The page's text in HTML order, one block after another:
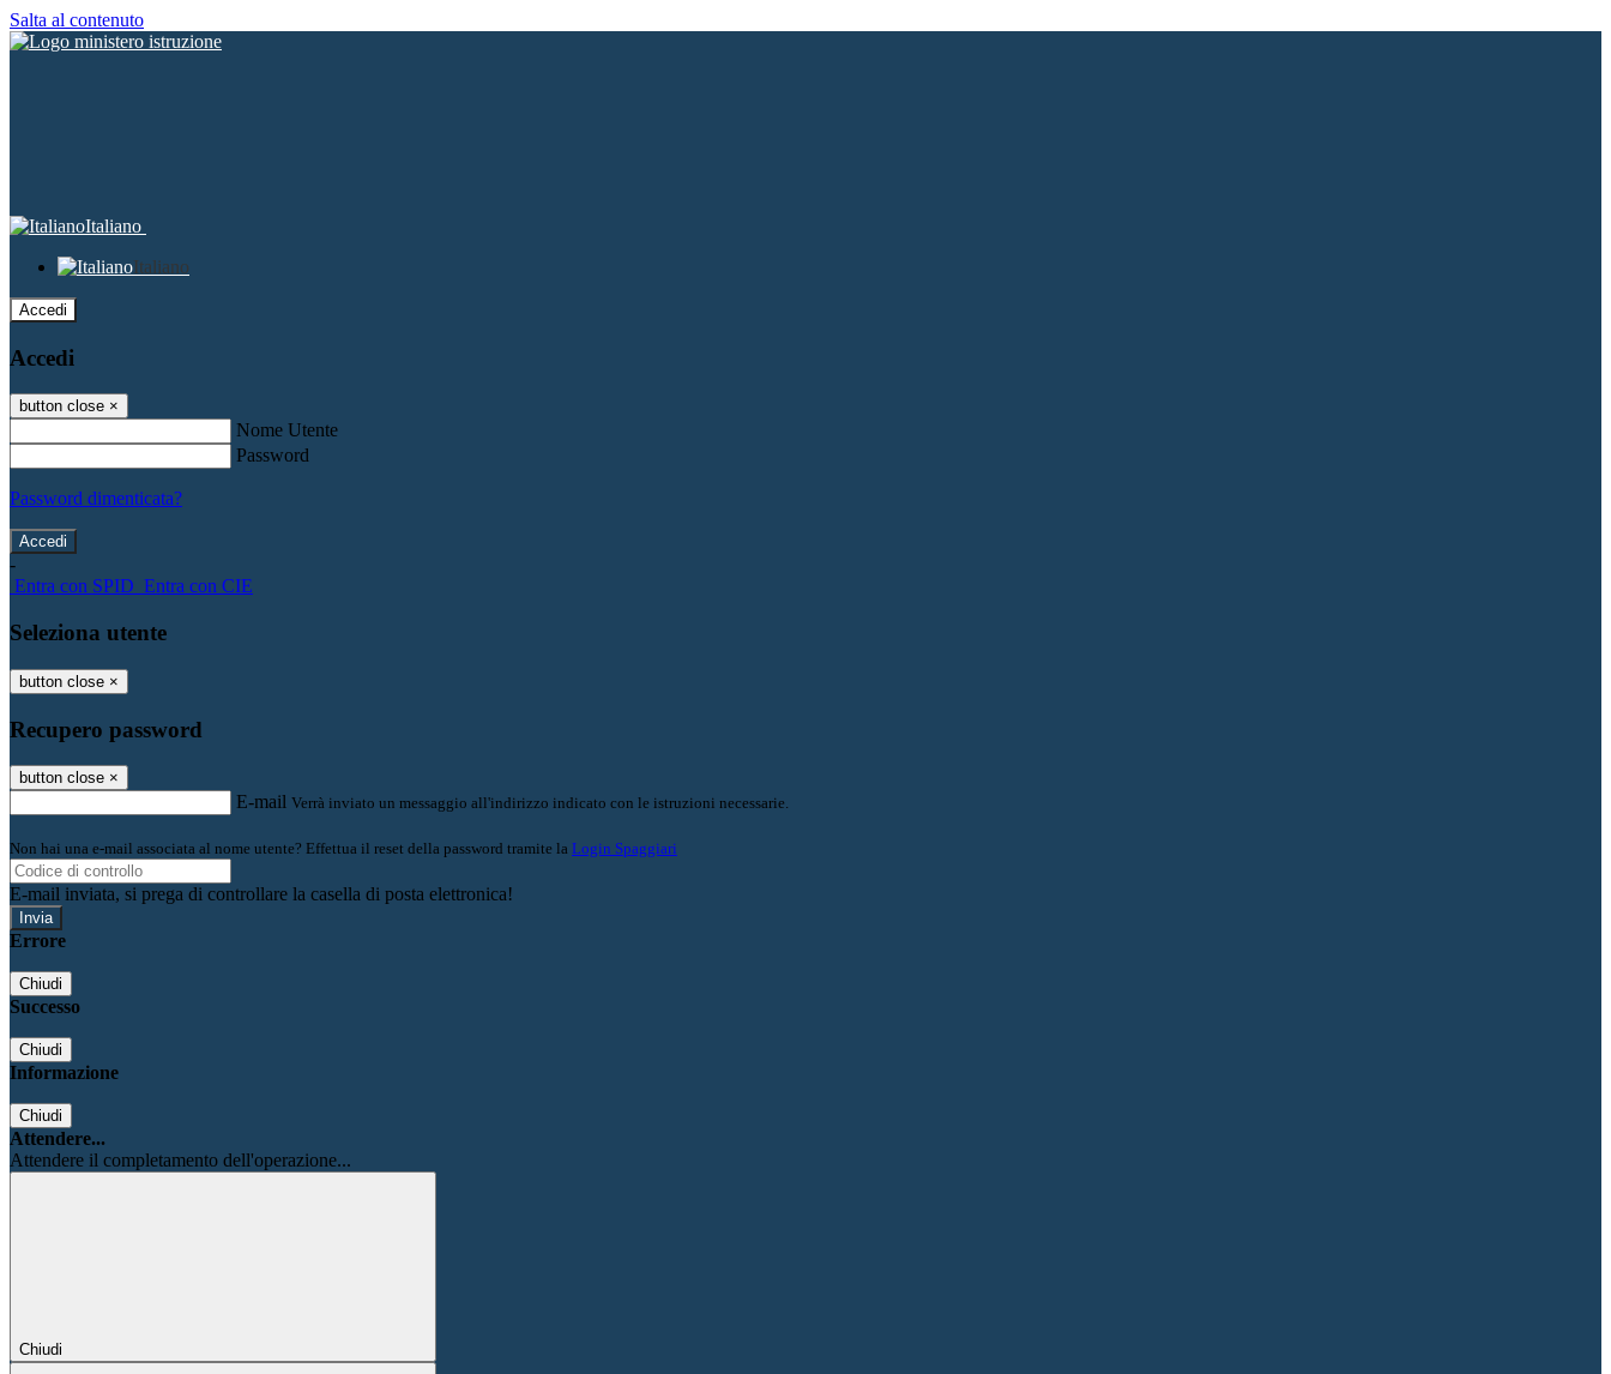
Salta al contenuto
Italiano
Italiano
Accedi
Accedi
button close ×
Nome Utente
Password
Password dimenticata?
-
Entra con SPID Entra con CIE
Seleziona utente
button close ×
Recupero password
button close ×
E-mail Verrà inviato un messaggio all'indirizzo indicato con le istruzioni necessarie.
Non hai una e-mail associata al nome utente? Effettua il reset della password tramite la Login Spaggiari
E-mail inviata, si prega di controllare la casella di posta elettronica!
Errore
Chiudi
Successo
Chiudi
Informazione
Chiudi
Attendere...
Attendere il completamento dell'operazione...
Chiudi